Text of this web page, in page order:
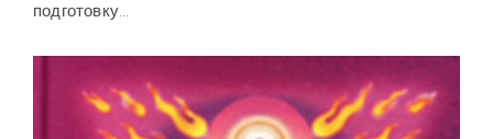
подготовку...